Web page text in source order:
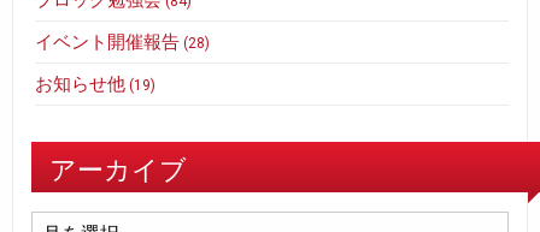
イベント開催報告 (28)
お知らせ他 (19)
アーカイブ